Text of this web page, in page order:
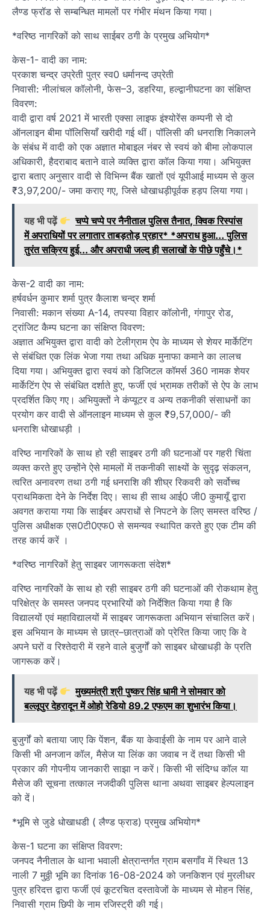
लैण्ड फ्रॉड से सम्बन्धित मामलों पर गंभीर मंथन किया गया।
*वरिष्ठ नागरिकों को साथ साईबर ठगी के प्रमुख अभियोग*
केस-1- वादी का नाम:
प्रकाश चन्द्र उप्रेती पुत्र स्व0 धर्मानन्द उप्रेती
निवासी: नीलांचल कॉलोनी, फेस–3, डहरिया, हल्द्वानीघटना का संक्षिप्त
विवरण:
वादी द्वारा वर्ष 2021 में भारती एक्सा लाइफ इंश्योरेंस कम्पनी से दो
ऑनलाइन बीमा पॉलिसियाँ खरीदी गई थीं। पॉलिसी की धनराशि निकालने
के संबंध में वादी को एक अज्ञात मोबाइल नंबर से स्वयं को बीमा लोकपाल
अधिकारी, हैदराबाद बताने वाले व्यक्ति द्वारा कॉल किया गया। अभियुक्त
द्वारा बताए अनुसार वादी से विभिन्न बैंक खातों एवं यूपीआई माध्यम से कुल
₹3,97,200/- जमा कराए गए, जिसे धोखाधड़ीपूर्वक हड़प लिया गया।
यह भी पढ़ें
चप्पे चप्पे पर नैनीताल पुलिस तैनात, क्विक रिस्पांस
में अपराधियों पर लगातार ताबड़तोड़ प्रहार* *अपराध हुआ... पुलिस
तुरंत सक्रिय हुई... और अपराधी जल्द ही सलाखों के पीछे पहुँचे।*
केस-2 वादी का नाम:
हर्षवर्धन कुमार शर्मा पुत्र कैलाश चन्द्र शर्मा
निवासी: मकान संख्या A-14, तपस्या विहार कॉलोनी, गंगापुर रोड,
ट्रांजिट कैम्प घटना का संक्षिप्त विवरण:
अज्ञात अभियुक्त द्वारा वादी को टेलीग्राम ऐप के माध्यम से शेयर मार्केटिंग
से संबंधित एक लिंक भेजा गया तथा अधिक मुनाफा कमाने का लालच
दिया गया। अभियुक्त द्वारा स्वयं को डिजिटल कॉमर्स 360 नामक शेयर
मार्केटिंग ऐप से संबंधित दर्शाते हुए, फर्जी एवं भ्रामक तरीकों से ऐप के लाभ
प्रदर्शित किए गए। अभियुक्तों ने कंप्यूटर व अन्य तकनीकी संसाधनों का
प्रयोग कर वादी से ऑनलाइन माध्यम से कुल ₹9,57,000/- की
धनराशि धोखाधड़ी ।
वरिष्ठ नागरिकों के साथ हो रही साइबर ठगी की घटनाओं पर गहरी चिंता
व्यक्त करते हुए उन्होंने ऐसे मामलों में तकनीकी साक्ष्यों के सुदृढ़ संकलन,
त्वरित अनावरण तथा ठगी गई धनराशि की शीघ्र रिकवरी को सर्वोच्च
प्राथमिकता देने के निर्देश दिए। साथ ही साथ आई0 जी0 कुमायूँ द्वारा
अवगत कराया गया कि साईबर अपराधों से निपटने के लिए समस्त वरिष्ठ /
पुलिस अधीक्षक एस0टी0एफ0 से समन्यव स्थापित करते हुए एक टीम की
तरह कार्य करें ।
*वरिष्ठ नागरिकों हेतु साइबर जागरूकता संदेश*
वरिष्ठ नागरिकों के साथ हो रही साइबर ठगी की घटनाओं की रोकथाम हेतु
परिक्षेत्र के समस्त जनपद प्रभारियों को निर्देशित किया गया है कि
विद्यालयों एवं महाविद्यालयों में साइबर जागरूकता अभियान संचालित करें।
इस अभियान के माध्यम से छात्र–छात्राओं को प्रेरित किया जाए कि वे
अपने घरों व रिश्तेदारी में रहने वाले बुजुर्गों को साइबर धोखाधड़ी के प्रति
जागरूक करें।
यह भी पढ़ें
मुख्यमंत्री श्री पुष्कर सिंह धामी ने सोमवार को
बल्लूपुर देहरादून में ओहो रेडियो 89.2 एफएम का शुभारंभ किया।
बुजुर्गों को बताया जाए कि पेंशन, बैंक या केवाईसी के नाम पर आने वाले
किसी भी अनजान कॉल, मैसेज या लिंक का जवाब न दें तथा किसी भी
प्रकार की गोपनीय जानकारी साझा न करें। किसी भी संदिग्ध कॉल या
मैसेज की सूचना तत्काल नजदीकी पुलिस थाना अथवा साइबर हेल्पलाइन
को दें।
*भूमि से जुडे धोखाधडी ( लैण्ड फ्राड) प्रमुख अभियोग*
केस-1 घटना का संक्षिप्त विवरण:
जनपद नैनीताल के थाना भवाली क्षेत्रान्तर्गत ग्राम बसगाँव में स्थित 13
नाली 7 मुठ्ठी भूमि का दिनांक 16-08-2024 को जनकिशन एवं मुरलीधर
पुत्र हरिदत्त द्वारा फर्जी एवं कूटरचित दस्तावेजों के माध्यम से मोहन सिंह,
निवासी ग्राम छिपी के नाम रजिस्ट्री की गई।